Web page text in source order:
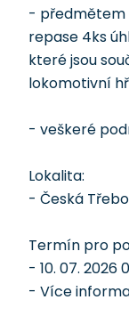
- předmětem
repase 4ks
které jsou
lokomotivní
- veškeré
Lokalita:
- Česká
Termín pro
- 10. 07. 2026
- Více